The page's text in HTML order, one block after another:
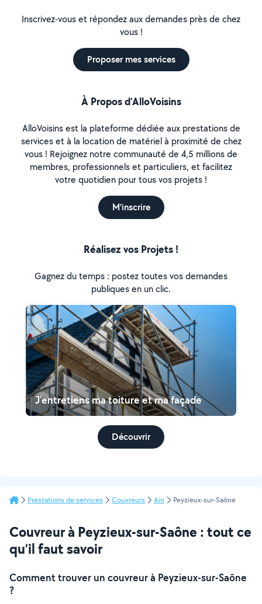
Inscrivez-vous et répondez aux demandes près de chez
vous !
Proposer mes services
À Propos d’AlloVoisins
AlloVoisins est la plateforme dédiée aux prestations de
services et à la location de matériel à proximité de chez
vous ! Rejoignez notre communauté de 4,5 millions de
membres, professionnels et particuliers, et facilitez
votre quotidien pour tous vos projets !
M'inscrire
Réalisez vos Projets !
Gagnez du temps : postez toutes vos demandes
publiques en un clic.
J'entretiens ma toiture et ma façade
Découvrir
Prestations de services Couvreurs Ain Peyzieux-sur-Saône
Couvreur à Peyzieux-sur-Saône : tout ce
qu’il faut savoir
Comment trouver un couvreur à Peyzieux-sur-Saône
?